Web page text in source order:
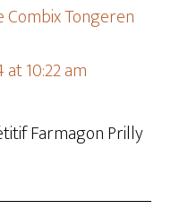
Combix Tongeren
10:22 am
Farmagon Prilly